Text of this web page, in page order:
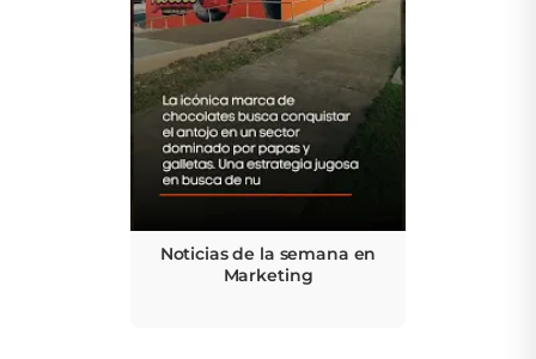
Noticias de la semana en
Marketing